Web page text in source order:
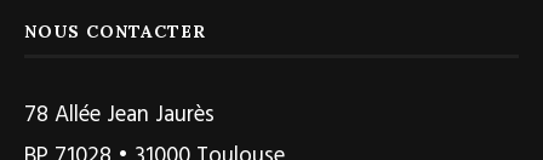
NOUS CONTACTER
78 Allée Jean Jaurès